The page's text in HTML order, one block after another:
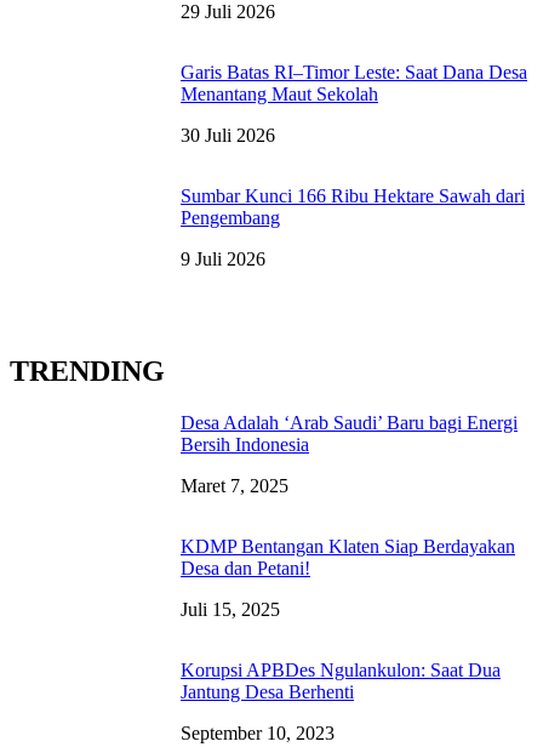
29 Juli 2026
Garis Batas RI–Timor Leste: Saat Dana Desa
Menantang Maut Sekolah
30 Juli 2026
Sumbar Kunci 166 Ribu Hektare Sawah dari
Pengembang
9 Juli 2026
TRENDING
Desa Adalah ‘Arab Saudi’ Baru bagi Energi
Bersih Indonesia
Maret 7, 2025
KDMP Bentangan Klaten Siap Berdayakan
Desa dan Petani!
Juli 15, 2025
Korupsi APBDes Ngulankulon: Saat Dua
Jantung Desa Berhenti
September 10, 2023